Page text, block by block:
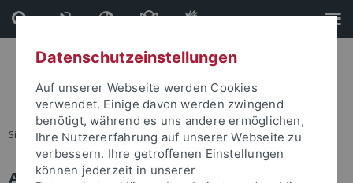
Direkt
zum
Inhalt
Direkt
zur
Fußleiste
Sie sind hier: Startseite
Anmelden
Datenschutzeinstellungen
Auf unserer Webseite werden Cookies
verwendet. Einige davon werden zwingend
benötigt, während es uns andere ermöglichen,
Ihre Nutzererfahrung auf unserer Webseite zu
verbessern. Ihre getroffenen Einstellungen
können jederzeit in unserer